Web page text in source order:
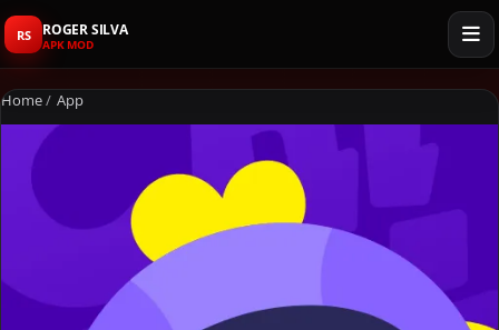
RS ROGER SILVA
APK MOD
Home/ App